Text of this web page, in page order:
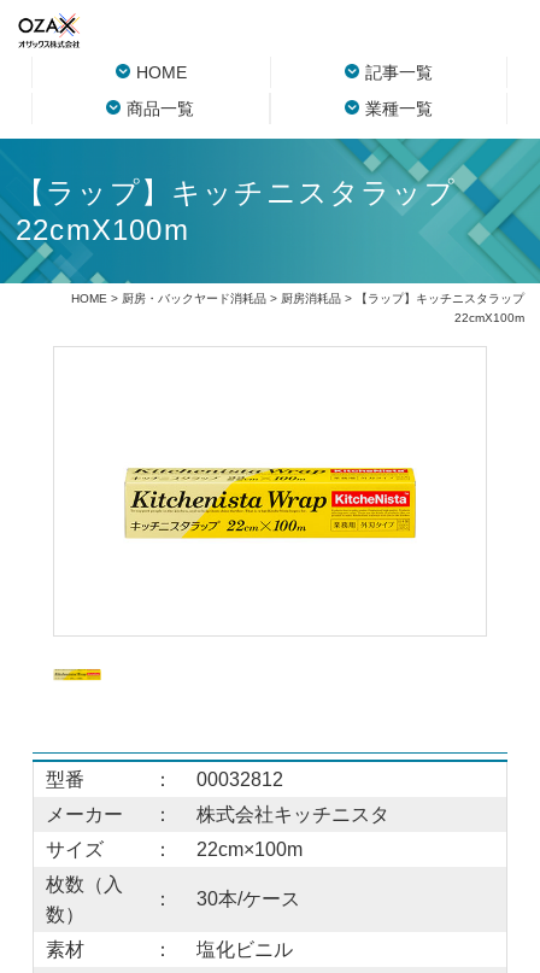
HOME
記事一覧
商品一覧
業種一覧
【ラップ】キッチニスタラップ
22cmX100m
HOME > 厨房・バックヤード消耗品> 厨房消耗品> 【ラップ】キッチニスタラップ
22cmX100m
型番 ：
00032812
メーカー
：
株式会社キッチニスタ
サイズ
：
22cm×100m
枚数（入
数）
： 30本/ケース
素材 ：
塩化ビニル